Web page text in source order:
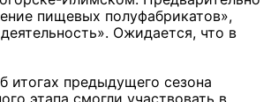
пищевых полуфабрикатов»,
Ожидается, что в
итогах предыдущего сезона
этапа смогли участвовать в